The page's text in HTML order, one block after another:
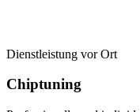
Dienstleistung vor Ort
Chiptuning